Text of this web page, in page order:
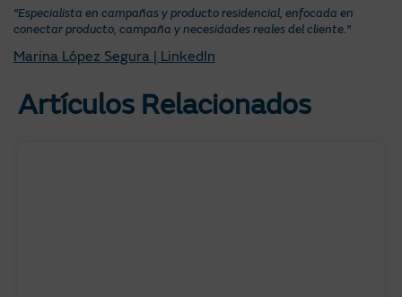
"Especialista en campañas y producto residencial, enfocada en
conectar producto, campaña y necesidades reales del cliente."
Marina López Segura | LinkedIn
Artículos Relacionados